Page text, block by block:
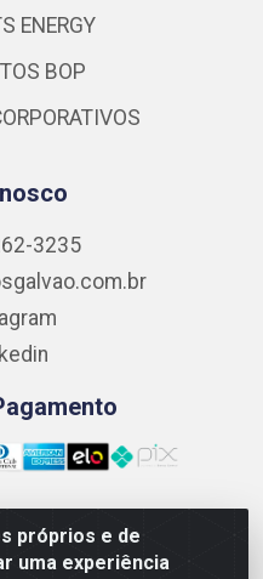
próprios e de
uma experiência
ENERGY
BOP
3235
Avenida Antônio Severiano